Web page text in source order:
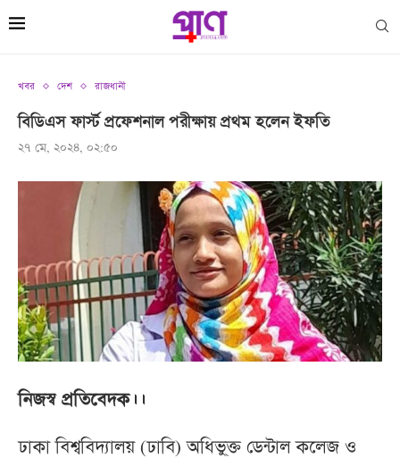
খবর দেশ রাজধানী
বিডিএস ফার্স্ট প্রফেশনাল পরীক্ষায় প্রথম হলেন ইফতি
২৭ মে, ২০২৪, ০২:৫০
নিজস্ব প্রতিবেদক।।
ঢাকা বিশ্ববিদ্যালয় (ঢাবি) অধিভু্ক্ত ডেন্টাল কলেজ ও